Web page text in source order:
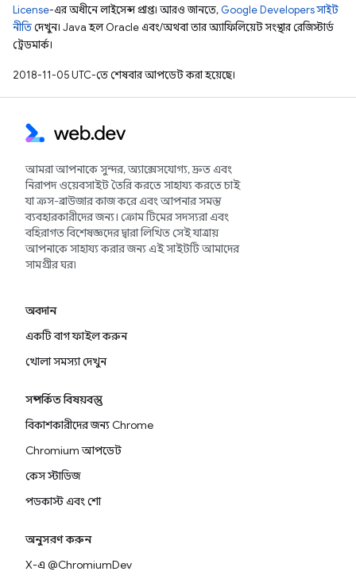
License-এর অধীনে লাইসেন্স প্রাপ্ত। আরও জানতে, Google Developers সাইট
নীতিদেখুন। Java হল Oracle এবং/অথবা তার অ্যাফিলিয়েট সংস্থার রেজিস্টার্ড
ট্রেডমার্ক।
2018-11-05 UTC-তে শেষবার আপডেট করা হয়েছে।
আমরা আপনাকে সুন্দর, অ্যাক্সেসযোগ্য, দ্রুত এবং
নিরাপদ ওয়েবসাইট তৈরি করতে সাহায্য করতে চাই
যা ক্রস-ব্রাউজার কাজ করে এবং আপনার সমস্ত
ব্যবহারকারীদের জন্য। ক্রোম টিমের সদস্যরা এবং
বহিরাগত বিশেষজ্ঞদের দ্বারা লিখিত সেই যাত্রায়
আপনাকে সাহায্য করার জন্য এই সাইটটি আমাদের
সামগ্রীর ঘর৷
অবদান
একটি বাগ ফাইল করুন
খোলা সমস্যা দেখুন
সম্পর্কিত বিষয়বস্তু
বিকাশকারীদের জন্য Chrome
Chromium আপডেট
কেস স্টাডিজ
পডকাস্ট এবং শো
অনুসরণ করুন
X-এ @ChromiumDev